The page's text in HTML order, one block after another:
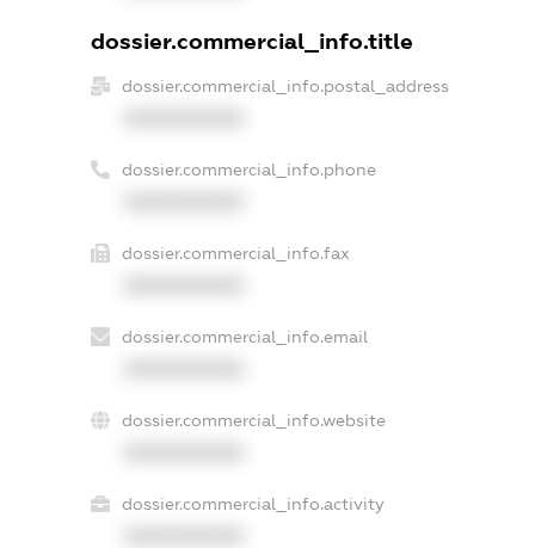
dossier.commercial_info.title
dossier.commercial_info.postal_address
dossier.commercial_info.phone
dossier.commercial_info.fax
dossier.commercial_info.email
dossier.commercial_info.website
dossier.commercial_info.activity